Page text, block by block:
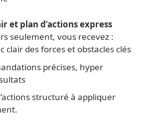
et plan d’actions express
seulement, vous recevez :
clair des forces et obstacles clés
précises, hyper
structuré à appliquer